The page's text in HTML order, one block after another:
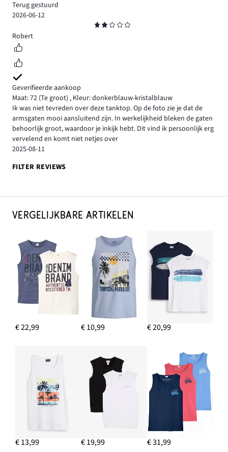
Terug gestuurd
2026-06-12
2
Robert
Geverifieerde aankoop
Maat: 72 (Te groot) , Kleur: donkerblauw-kristalblauw
Ik was niet tevreden over deze tanktop. Op de foto zie je dat de
armsgaten mooi aansluitend zijn. In werkelijkheid bleken de gaten
behoorlijk groot, waardoor je inkijk hebt. Dit vind ik persoonlijk erg
vervelend en komt niet netjes over
2025-08-11
FILTER REVIEWS
VERGELIJKBARE ARTIKELEN
€ 22,99 € 10,99 € 20,99
€ 13,99 € 19,99 € 31,99